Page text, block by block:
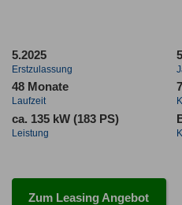
5.2025
Erstzulassung
48 Monate
Laufzeit
ca. 135 kW (183 PS)
Leistung
Zum Leasing Angebot